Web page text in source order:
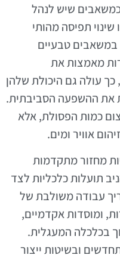
שיש לנהל
תפיסה מהותי
במשאבים טבעיים
מאמצות את
עולה גם היכולת שלהן
את ההשפעה הסביבתית.
כמות הפסולת, אלא
אוויר ומים.
מחזור מתקדמות
תועלות כלכליות לצד
עבודה משולבת של
ומוסדות אקדמיים,
בכלכלה המעגלית.
ובשיטות ייצור